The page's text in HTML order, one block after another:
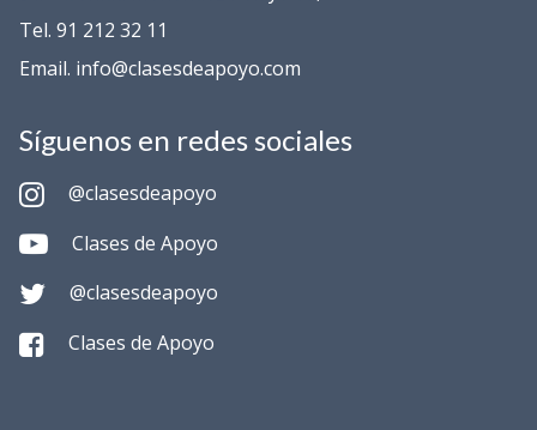
Tel. 91 212 32 11
Email. info@clasesdeapoyo.com
Síguenos en redes sociales
@clasesdeapoyo
Clases de Apoyo
@clasesdeapoyo
Clases de Apoyo